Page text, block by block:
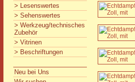
> Lesenswertes
> Sehenswertes
> Werkzeug/technisches
Zubehör
> Vitrinen
> Beschriftungen
Neu bei Uns